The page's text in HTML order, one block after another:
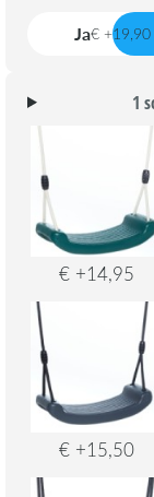
Ja€ +19,90
1
€ +14,95
€ +15,50